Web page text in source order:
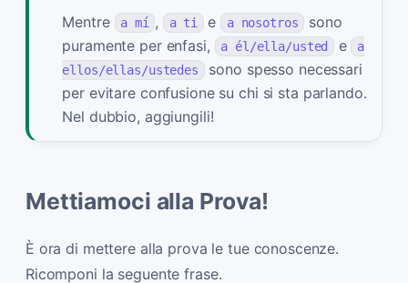
Mentre a mí , a ti e a nosotros
sono
puramente per enfasi,
a él/ella/usted e a
ellos/ellas/ustedes sono spesso necessari
per evitare confusione su chi si sta parlando.
Nel dubbio, aggiungili!
Mettiamoci alla Prova!
È ora di mettere alla prova le tue conoscenze.
Ricomponi la seguente frase.